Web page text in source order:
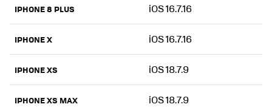
IPHONE 8 PLUS iOS 16.7.16
IPHONE X iOS 16.7.16
IPHONE XS iOS 18.7.9
IPHONE XS MAX iOS 18.7.9